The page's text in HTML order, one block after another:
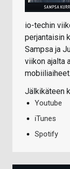
io-techin
perjantaisin
Sampsa ja
viikon ajalta
mobiiliaiheet.
Jälkikäteen
Youtube
iTunes
Spotify